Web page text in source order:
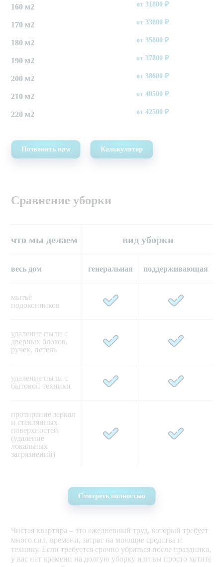
160 м2 от31800 ₽
170 м2 от33800 ₽
180 м2 от35800 ₽
190 м2 от37800 ₽
200 м2 от38600 ₽
210 м2 от40500 ₽
220 м2 от42500 ₽
Позвонить нам Калькулятор
Сравнение уборки
что мы делаем вид уборки
весь дом генеральная поддерживающая
мытьё
подоконников
удаление пыли с
дверных блоков,
ручек, петель
удаление пыли с
бытовой техники
протирание зеркал
и стеклянных
поверхностей
(удаление
локальных
загрязнений)
(на высоту до 1,8 м
удаление пыли с
розеток и
выключателей
Смотреть полностью
Чистая квартира – это ежедневный труд, который требует
много сил, времени, затрат на моющие средства и
технику. Если требуется срочно убраться после праздника,
у вас нет времени на долгую уборку или вы просто хотите